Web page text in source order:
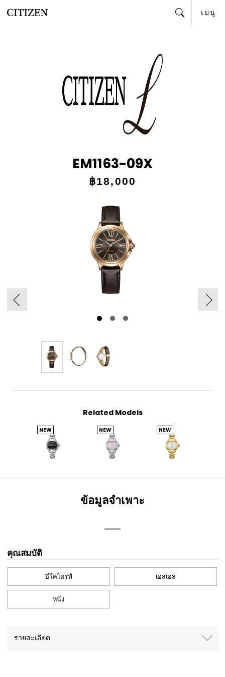
เมนู
EM1163-09X
฿18,000
Related Models
NEW NEW NEW
ข้อมูลจำเพาะ
คุณสมบัติ
อีโคไดรฟ์ เอสเอส
หนัง
รายละเอียด